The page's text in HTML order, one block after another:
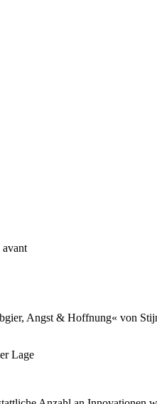
Angst & Hoffnung« von
Lage